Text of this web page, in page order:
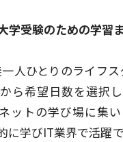
学受験のための学習
人ひとりのライフ
ら希望日数を選択
ットの学び場に集
に学びIT業界で活躍